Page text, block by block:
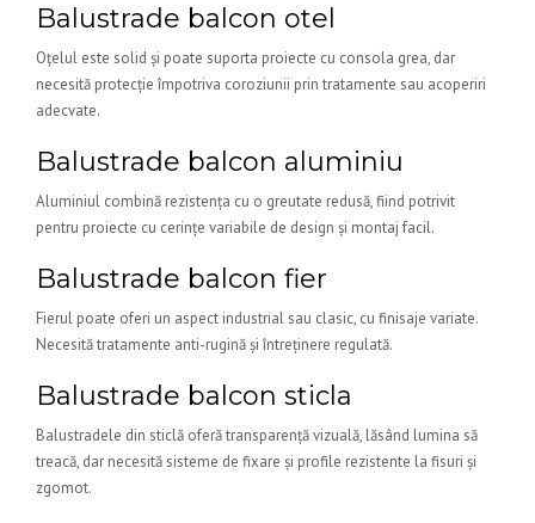
Balustrade balcon otel
Oțelul este solid și poate suporta proiecte cu consola grea, dar
necesită protecție împotriva coroziunii prin tratamente sau acoperiri
adecvate.
Balustrade balcon aluminiu
Aluminiul combină rezistența cu o greutate redusă, fiind potrivit
pentru proiecte cu cerințe variabile de design și montaj facil.
Balustrade balcon fier
Fierul poate oferi un aspect industrial sau clasic, cu finisaje variate.
Necesită tratamente anti-rugină și întreținere regulată.
Balustrade balcon sticla
Balustradele din sticlă oferă transparență vizuală, lăsând lumina să
treacă, dar necesită sisteme de fixare și profile rezistente la fisuri și
zgomot.